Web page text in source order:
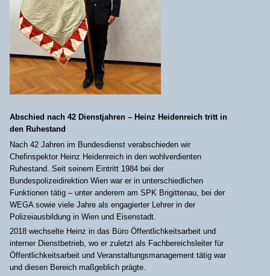
Abschied nach 42 Dienstjahren – Heinz Heidenreich tritt in
den Ruhestand
Nach 42 Jahren im Bundesdienst verabschieden wir
Chefinspektor Heinz Heidenreich in den wohlverdienten
Ruhestand. Seit seinem Eintritt 1984 bei der
Bundespolizeidirektion Wien war er in unterschiedlichen
Funktionen tätig – unter anderem am SPK Brigittenau, bei der
WEGA sowie viele Jahre als engagierter Lehrer in der
Polizeiausbildung in Wien und Eisenstadt.
2018 wechselte Heinz in das Büro Öffentlichkeitsarbeit und
interner Dienstbetrieb, wo er zuletzt als Fachbereichsleiter für
Öffentlichkeitsarbeit und Veranstaltungsmanagement tätig war
und diesen Bereich maßgeblich prägte.